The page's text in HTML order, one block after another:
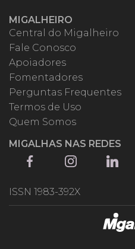
MIGALHEIRO
Central do Migalheiro
Fale Conosco
Apoiadores
Fomentadores
Perguntas Frequentes
Termos de Uso
Quem Somos
MIGALHAS NAS REDES
ISSN 1983-392X